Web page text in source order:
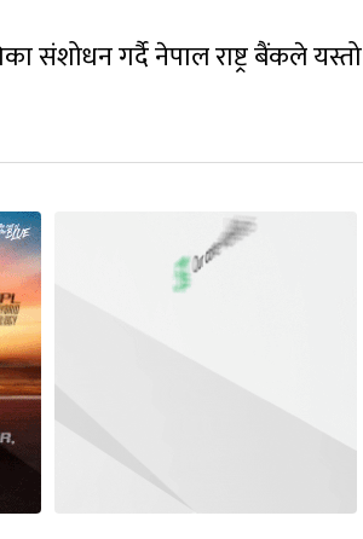
संशोधन गर्दै नेपाल राष्ट्र बैंकले यस्तो